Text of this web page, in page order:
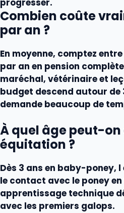
progresser.
Combien coûte
par an ?
En moyenne, comptez
par an en pension
maréchal, vétérinaire et
budget descend autour de
demande beaucoup de
À quel âge peut-
équitation ?
Dès 3 ans en baby-poney,
le contact avec le poney
apprentissage technique
avec les premiers galops.